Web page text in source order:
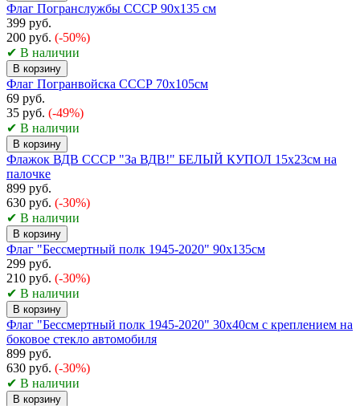
Флаг Погранслужбы СССР 90х135 см
399 руб.
200 руб. (-50%)
✔ В наличии
В корзину
Флаг Погранвойска СССР 70х105см
69 руб.
35 руб. (-49%)
✔ В наличии
В корзину
Флажок ВДВ СССР "За ВДВ!" БЕЛЫЙ КУПОЛ 15х23см на
палочке
899 руб.
630 руб. (-30%)
✔ В наличии
В корзину
Флаг "Бессмертный полк 1945-2020" 90х135см
299 руб.
210 руб. (-30%)
✔ В наличии
В корзину
Флаг "Бессмертный полк 1945-2020" 30х40см с креплением на
боковое стекло автомобиля
899 руб.
630 руб. (-30%)
✔ В наличии
В корзину